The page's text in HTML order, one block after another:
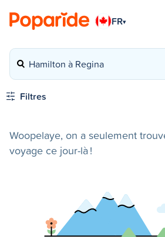
FR▾
Hamilton à Regina
Filtres
Woopelaye, on a seulement
voyage ce jour-là !